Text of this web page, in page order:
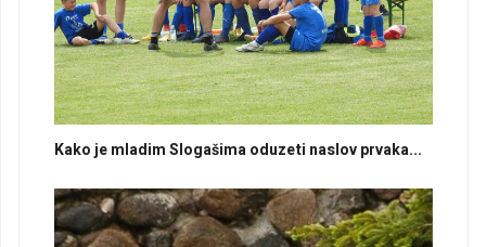
Kako je mladim Slogašima oduzeti naslov prvaka...